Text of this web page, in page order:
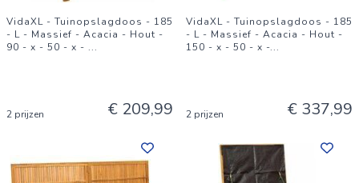
VidaXL - Tuinopslagdoos - 185
- L - Massief - Acacia - Hout -
90 - x - 50 - x - ...
2 prijzen € 209,99
VidaXL - Tuinopslagdoos - 185
- L - Massief - Acacia - Hout -
150 - x - 50 - x -...
2 prijzen € 337,99